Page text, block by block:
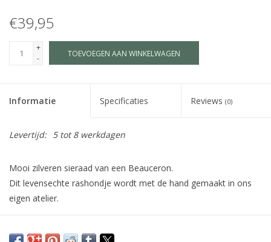
€39,95
+
-
TOEVOEGEN AAN WINKELWAGEN
Informatie Specificaties Reviews (0)
Levertijd: 5 tot 8 werkdagen
Mooi zilveren sieraad van een Beauceron.
Dit levensechte rashondje wordt met de hand gemaakt in ons
eigen atelier.
hanger voor dames.